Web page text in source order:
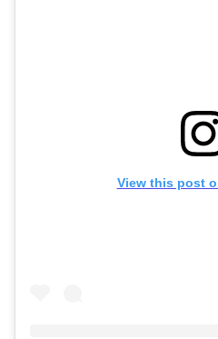
View this post